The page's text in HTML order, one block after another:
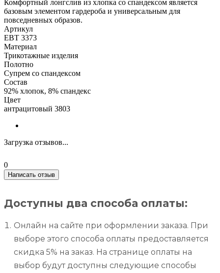
Комфортный лонгслив из хлопка со спандексом является
базовым элементом гардероба и универсальным для
повседневных образов.
Артикул
ЕВТ 3373
Материал
Трикотажные изделия
Полотно
Супрем со спандексом
Состав
92% хлопок, 8% спандекс
Цвет
антрацитовый 3803
Загрузка отзывов...
0
Написать отзыв
Доступны два способа оплаты:
Онлайн на сайте при оформлении заказа. При
выборе этого способа оплаты предоставляется
скидка 5% на заказ. На странице оплаты на
выбор будут доступны следующие способы